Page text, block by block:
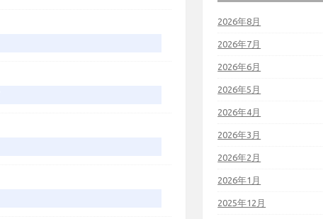
2026年8月
2026年7月
2026年6月
2026年5月
2026年4月
2026年3月
2026年2月
2026年1月
2025年12月